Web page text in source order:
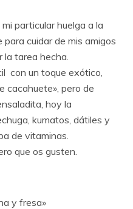
particular huelga a la
cuidar de mis amigos
la tarea hecha.
con un toque exótico,
cacahuete», pero de
hoy la
kumatos, dátiles y
de vitaminas.
que os gusten.
y fresa»